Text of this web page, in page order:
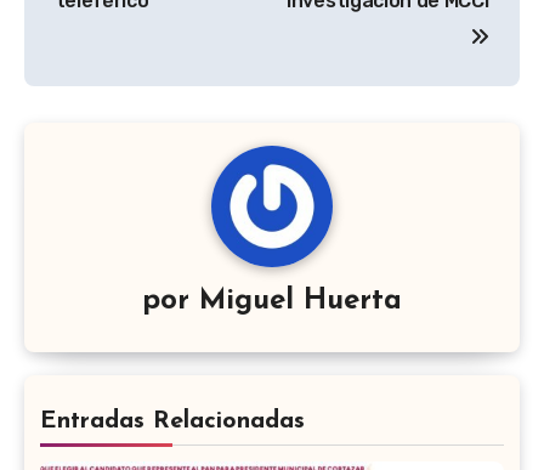
por Miguel Huerta
Entradas Relacionadas